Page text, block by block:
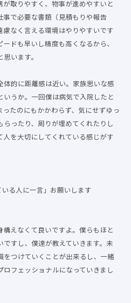
取りやすく、物事が進めやすいと
事で必要な書類（見積もりや報告
慮なく言える環境はやりやすいです
ドも早いし精度も高くなるから、
います。
体的に距離感は近い。家族思いな感
いうか。一回僕は病気で入院したと
たのにもかかわらず、気にせずゆっ
らったり、周りが埋めてくれたりし
人を大切にしてくれている感じがす
る人に一言」お願いします
えなくて良いですよ。僕らもほと
ですし、僕達が教えていきます。未
をつけていくことが出来るし、一緒
ロフェッショナルになっていきまし